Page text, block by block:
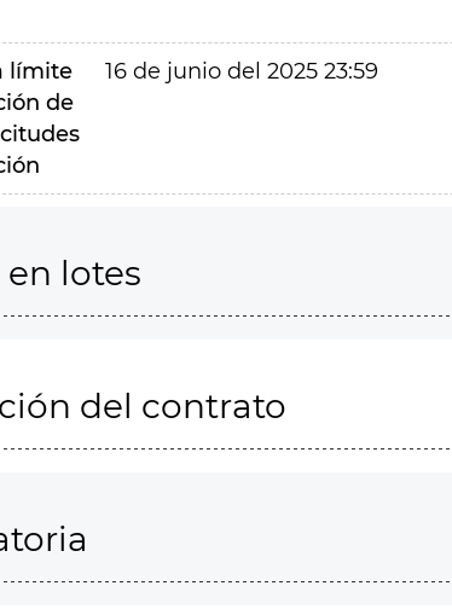
límite
de
16 de junio del 2025 23:59
lotes
del contrato